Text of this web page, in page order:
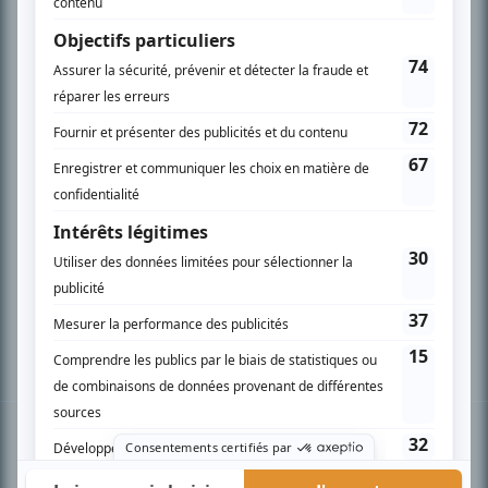
Accueil
Liste des oeuvres
Liste des comédiens
Recherche avancée
À propos
Nous contacter
Termes et conditions
Politique de confidentialité
Gestion du consentement